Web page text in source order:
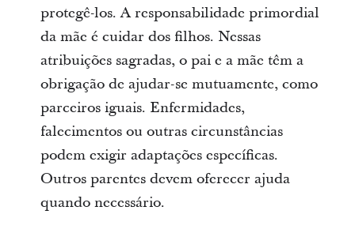
protegê-los. A responsabilidade primordial
da mãe é cuidar dos filhos. Nessas
atribuições sagradas, o pai e a mãe têm a
obrigação de ajudar-se mutuamente, como
parceiros iguais. Enfermidades,
falecimentos ou outras circunstâncias
podem exigir adaptações específicas.
Outros parentes devem oferecer ajuda
quando necessário.